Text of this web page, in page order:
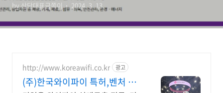
by 산단대표금쪽이 2024. 3. 13.
http://www.koreawifi.co.kr 광고
(주)한국와이파이 특허,벤처 관